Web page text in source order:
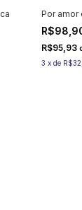
Por amor
R$95,93
3 x de